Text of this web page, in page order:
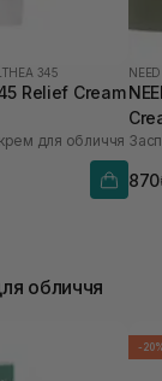
345
Relief Cream
для обличчя
обличчя
-